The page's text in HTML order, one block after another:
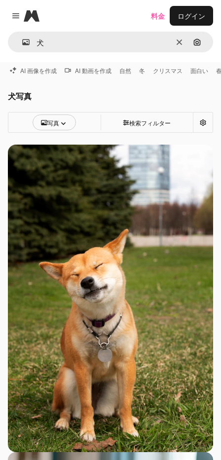
Close menu
Magnific
消去 画像で
料金 ログイン
AI 画像を作成 AI 動画を作成 自然 冬 クリスマス 面白い
犬写真
写真 検索フィルター